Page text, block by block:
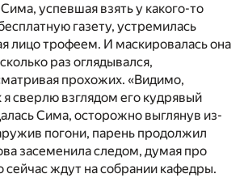
успевшая взять у какого-то
газету, устремилась
лицо трофеем. И маскировалась она
раз оглядывался,
прохожих. «Видимо,
я сверлю взглядом его кудрявый
Сима, осторожно выглянув из-
погони, парень продолжил
засеменила следом, думая про
сейчас ждут на собрании кафедры.